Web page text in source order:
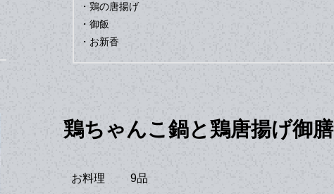
・鶏の唐揚げ
・御飯
・お新香
鶏ちゃんこ鍋と鶏唐揚げ御膳
お料理 9品